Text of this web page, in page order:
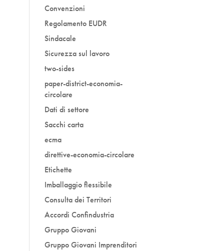
Convenzioni
Regolamento EUDR
Sindacale
Sicurezza sul lavoro
two-sides
paper-district-economia-
circolare
Dati di settore
Sacchi carta
ecma
direttive-economia-circolare
Etichette
Imballaggio flessibile
Consulta dei Territori
Accordi Confindustria
Gruppo Giovani
Gruppo Giovani Imprenditori